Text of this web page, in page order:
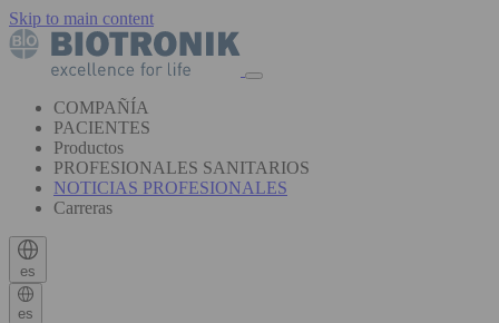
Skip to main content
COMPAÑÍA
PACIENTES
Productos
PROFESIONALES SANITARIOS
NOTICIAS PROFESIONALES
Carreras
es
es